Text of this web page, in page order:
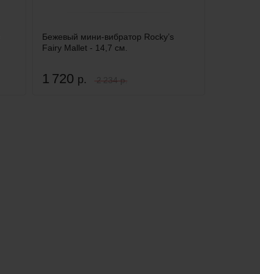
Бежевый мини-вибратор Rocky’s
Fairy Mallet - 14,7 см.
1 720 р. 2 234 р.